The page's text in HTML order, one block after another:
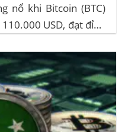
nổ khi Bitcoin (BTC)
USD, đạt đỉnh
nay của...